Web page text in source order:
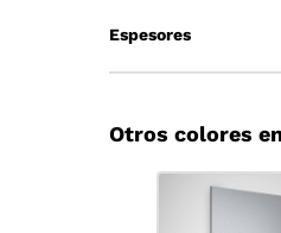
Espesores
Otros colores en